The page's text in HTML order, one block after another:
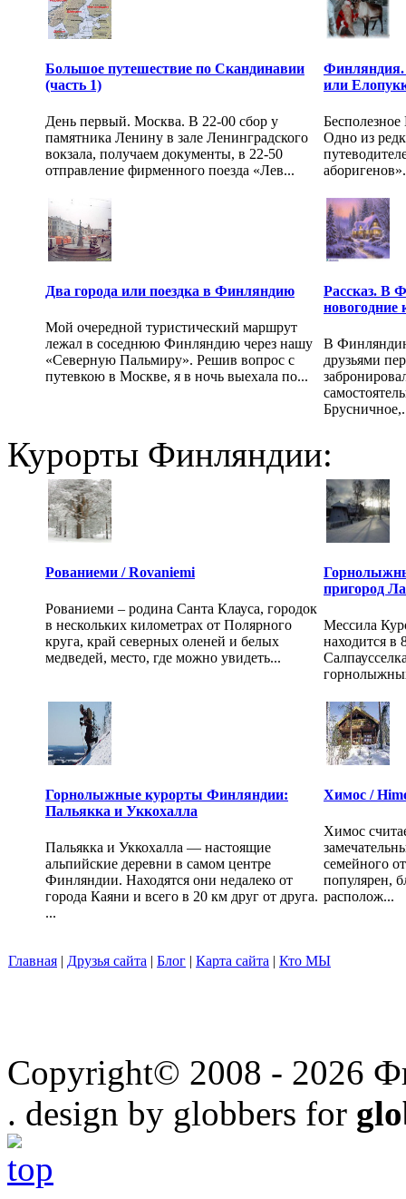
Большое путешествие по Скандинавии
(часть 1)
День первый. Москва. В 22-00 сбор у
памятника Ленину в зале Ленинградского
вокзала, получаем документы, в 22-50
отправление фирменного поезда «Лев...
Финляндия.
или
Одно из
Два города или поездка в Финляндию
Мой очередной туристический маршрут
лежал в соседнюю Финляндию через нашу
«Северную Пальмиру». Решив вопрос с
путевкою в Москве, я в ночь выехала по...
Рассказ. В
В
друзьями
Курорты Финляндии:
Рованиеми / Rovaniemi
Рованиеми – родина Санта Клауса, городок
в нескольких километрах от Полярного
круга, край северных оленей и белых
медведей, место, где можно увидеть...
пригород
Мессила
находится в
Горнолыжные курорты Финляндии:
Пальякка и Уккохалла
Пальякка и Уккохалла — настоящие
альпийские деревни в самом центре
Финляндии. Находятся они недалеко от
города Каяни и всего в 20 км друг от друга.
...
Химос /
Химос
семейного
популярен,
располож...
Главная | Друзья сайта | Блог | Карта сайта | Кто МЫ
Copyright© 2008 - 2026
. design by globbers for